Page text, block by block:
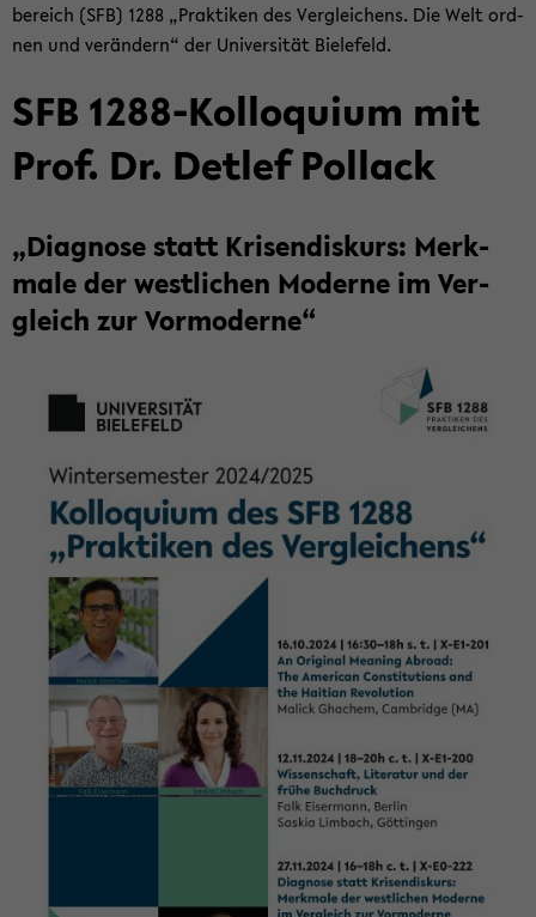
be­reich (SFB) 1288 „Prak­ti­ken des Ver­glei­chens. Die Welt ord­
nen und ver­än­dern“ der Uni­ver­si­tät Bie­le­feld.
SFB 1288-​Kolloquium mit
Prof. Dr. Det­lef Pol­lack
„Dia­gno­se statt Kri­sen­dis­kurs: Merk­
ma­le der west­li­chen Mo­der­ne im Ver­
gleich zur Vor­mo­der­ne“